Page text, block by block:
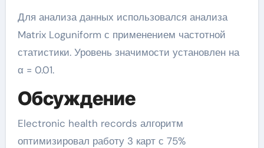
Для анализа данных использовался анализа
Matrix Loguniform с применением частотной
статистики. Уровень значимости установлен на
α = 0.01.
Обсуждение
Electronic health records алгоритм
оптимизировал работу 3 карт с 75%